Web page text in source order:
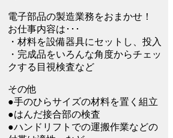
電子部品の製造業務をおまかせ！
お仕事内容は･･･
・材料を設備器具にセットし、投入
・完成品をいろんな角度からチェッ
クする目視検査など
その他
●手のひらサイズの材料を置く組立
●はんだ接合部の検査
●ハンドリフトでの運搬作業などの